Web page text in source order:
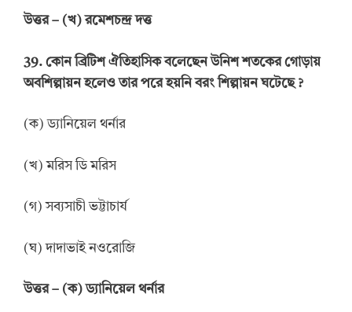
উত্তর– (খ) রমেশচন্দ্র দত্ত
39. কোন ব্রিটিশ ঐতিহাসিক বলেছেন উনিশ শতকের গোড়ায়
অবশিল্পায়ন হলেও তার পরে হয়নি বরং শিল্পায়ন ঘটেছে ?
(ক) ড্যানিয়েল থর্নার
(খ) মরিস ডি মরিস
(গ) সব্যসাচী ভট্টাচার্য
(ঘ) দাদাভাই নওরোজি
উত্তর– (ক) ড্যানিয়েল থর্নার